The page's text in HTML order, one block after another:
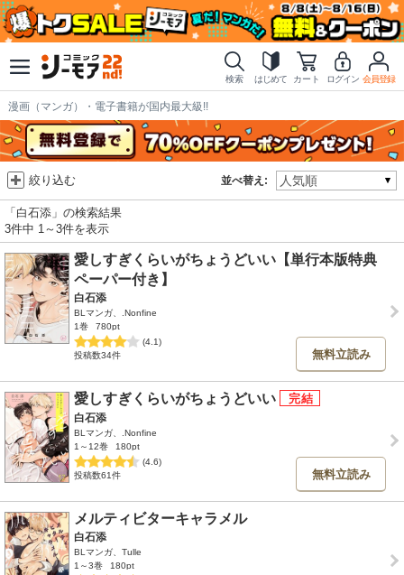
検索 はじめて カート ログイン 会員登録
漫画（マンガ）・電子書籍が国内最大級!!
並べ替え:
絞り込む
「白石添」の検索結果
3件中 1～3件を表示
愛しすぎくらいがちょうどいい【単行本版特典
ペーパー付き】
白石添
BLマンガ、.Nonfine
1巻
780pt
(4.1)
投稿数34件
無料立読み
愛しすぎくらいがちょうどいい
白石添
BLマンガ、.Nonfine
1～12巻
180pt
(4.6)
投稿数61件
無料立読み
メルティビターキャラメル
白石添
BLマンガ、Tulle
1～3巻
180pt